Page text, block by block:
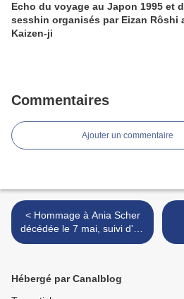
Echo du voyage au Japon 1995 et
sesshin organisés par Eizan Rôshi
Kaizen-ji
Commentaires
Ajouter un commentaire
< Hommage à Ania Scher
décédée le 7 mai, suivi d'un
dossier sur la pyssanka,
Hébergé par Canalblog